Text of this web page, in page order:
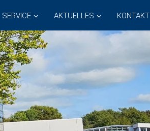
SERVICE AKTUELLES KONTAKT